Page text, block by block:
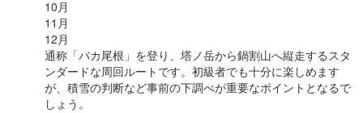
10月
11 月
12月
通称「バカ尾根」を登り、塔ノ岳から鍋割山へ縦走するスタ
ンダードな周回ルートです。初級者でも十分に楽しめます
が、積雪の判断など事前の下調べが重要なポイントとなるで
しょう。